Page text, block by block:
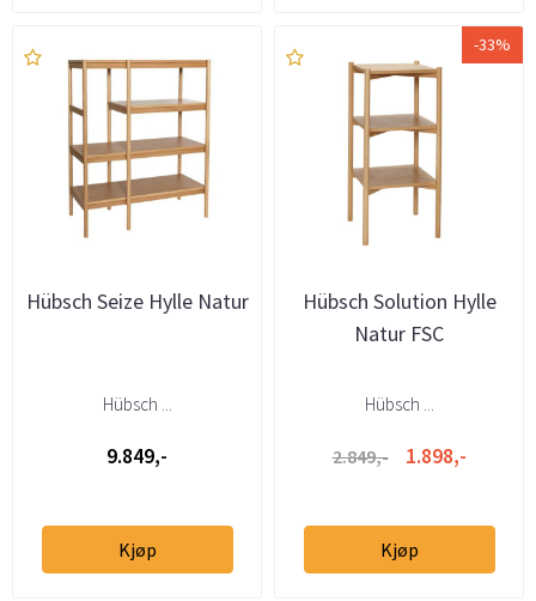
Hübsch Seize Hylle Natur
Hübsch ...
9.849,-
Kjøp
-33%
Hübsch Solution Hylle
Natur FSC
Hübsch ...
2.849,- 1.898,-
Kjøp